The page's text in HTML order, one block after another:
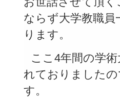
ならず大学教職員
ります。
ここ4年間の学
れておりました
す。